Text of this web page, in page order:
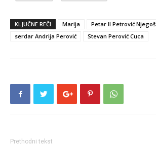
KLJUČNE REČI Marija
Petar II Petrović Njegoš
serdar Andrija Perović
Stevan Perović Cuca
Prethodni tekst